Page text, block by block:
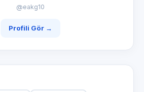
@eakg10
Profili Gör →